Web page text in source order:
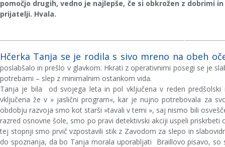
pomočjo drugih, vedno je najlepše, če si obkrožen z dobrimi
prijatelji. Hvala.
Hčerka Tanja se je rodila s sivo mreno na obeh
poslabšalo in prešlo v glavkom. Hkrati z operativnimi posegi se je
potrebami – slep z minimalnim ostankom vida.
Tanja je bila od svojega leta in pol vključena v reden
vključena že v » jaslični program«, kar je nujno potrebovala za
obdobju razvoja smo kot starši »tavali v temi », saj nismo bili
razred osnovne šole, smo po pravi detektivski akciji uspeli
tej stopnji smo prvič vzpostavili stik z Zavodom za slepo in
do spoznanja, da bo Tanja morala uporabljati Braillovo pisavo, so